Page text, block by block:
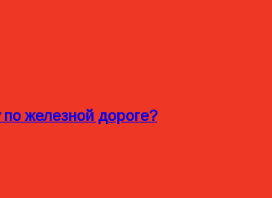
железной дороге?